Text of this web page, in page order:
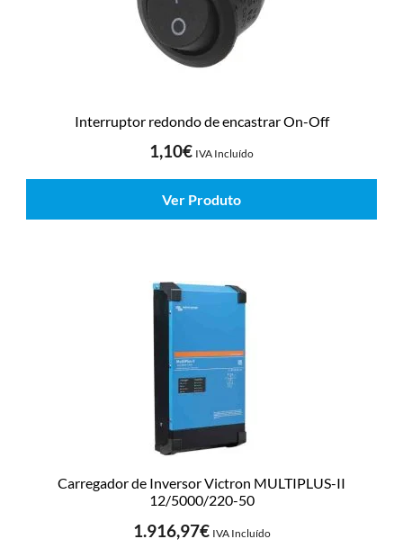
Interruptor redondo de encastrar On-Off
1,10€ IVA Incluído
Ver Produto
Carregador de Inversor Victron MULTIPLUS-II
12/5000/220-50
1.916,97€ IVA Incluído